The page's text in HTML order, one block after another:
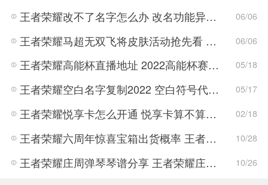
王者荣耀改不了名字怎么办 改名功能异常暂时关闭解决方法 06/06
王者荣耀马超无双飞将皮肤活动抢先看 王者荣耀马超无双飞将皮肤活动攻略 06/06
王者荣耀高能杯直播地址 2022高能杯赛程赛制规则介绍 05/18
王者荣耀空白名字复制2022 空白符号代码2022复制大全 05/17
王者荣耀悦享卡怎么开通 悦享卡算不算累计充值 02/18
王者荣耀六周年惊喜宝箱出货概率 王者荣耀六周年庆典玩法攻略 10/28
王者荣耀庄周弹琴琴谱分享 王者荣耀庄周弹琴玩法攻略 10/26